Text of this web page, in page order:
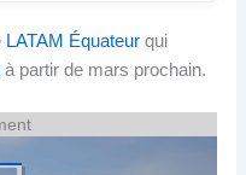
LATAM Équateur qui
à partir de mars prochain.